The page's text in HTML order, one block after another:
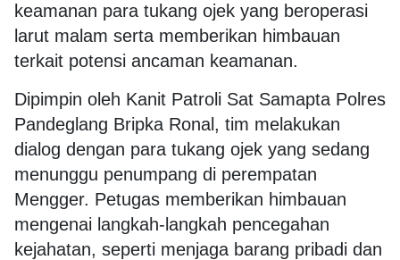
keamanan para tukang ojek yang beroperasi
larut malam serta memberikan himbauan
terkait potensi ancaman keamanan.
Dipimpin oleh Kanit Patroli Sat Samapta Polres
Pandeglang Bripka Ronal, tim melakukan
dialog dengan para tukang ojek yang sedang
menunggu penumpang di perempatan
Mengger. Petugas memberikan himbauan
mengenai langkah-langkah pencegahan
kejahatan, seperti menjaga barang pribadi dan